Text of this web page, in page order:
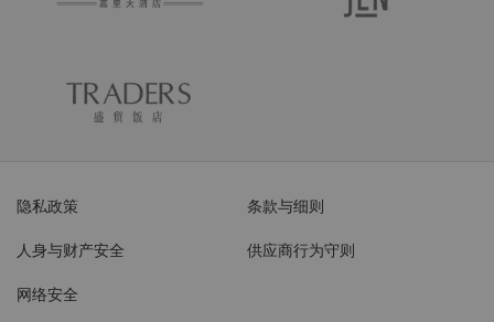
隐私政策 条款与细则
人身与财产安全 供应商行为守则
网络安全